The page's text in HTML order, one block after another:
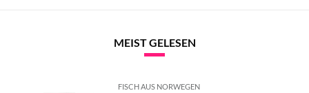
MEIST GELESEN
FISCH AUS NORWEGEN